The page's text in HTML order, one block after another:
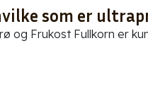
som er
og Frukost Fullkorn er